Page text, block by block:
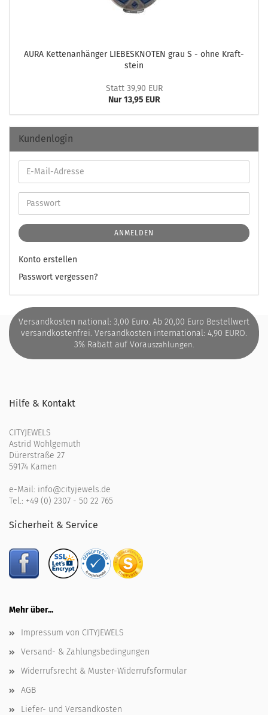
AURA Ket­ten­an­hän­ger LIE­BES­KNO­TEN grau S - ohne Kraft­
stein
Statt 39,90 EUR
Nur 13,95 EUR
Kundenlogin
ANMELDEN
Konto erstellen
Passwort vergessen?
Versandkosten national: 3,00 Euro. Ab 20,00 Euro Bestellwert
versandkostenfrei. Versandkosten international: 4,90 EURO.
3% Rabatt auf Vorauszahlungen.
Hilfe & Kontakt
CITYJEWELS
Astrid Wohlgemuth
Dürerstraße 27
59174 Kamen
e-Mail: info@cityjewels.de
Tel.: +49 (0) 2307 - 50 22 765
Sicherheit & Service
Mehr über...
Impressum von CITYJEWELS
Versand- & Zahlungsbedingungen
Widerrufsrecht & Muster-Widerrufsformular
AGB
Liefer- und Versandkosten